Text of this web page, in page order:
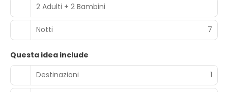
2 Adulti + 2 Bambini
Notti 7
Questa idea include
Destinazioni
1